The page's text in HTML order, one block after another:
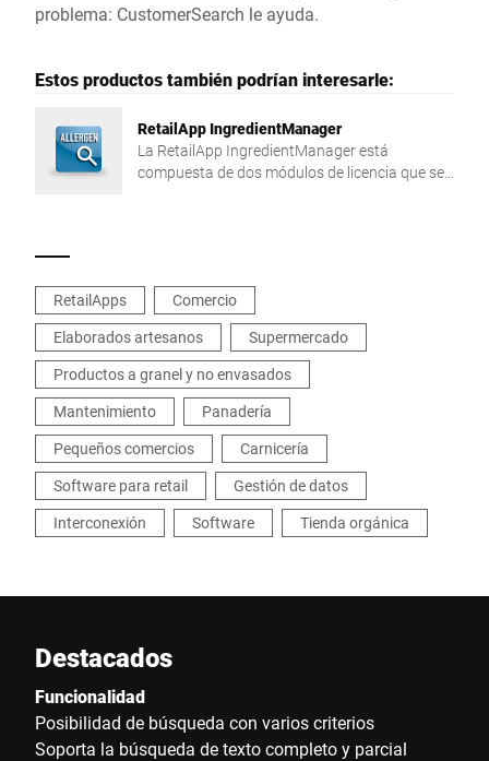
problema: CustomerSearch le ayuda.
Estos productos también podrían interesarle:
RetailApp IngredientManager
La RetailApp IngredientManager está
compuesta de dos módulos de licencia que se
RetailApps
Comercio
Elaborados artesanos
Supermercado
Productos a granel y no envasados
Mantenimiento
Panadería
Pequeños comercios
Carnicería
Software para retail
Gestión de datos
Interconexión
Software Tienda orgánica
Destacados
Funcionalidad
Posibilidad de búsqueda con varios criterios
Soporta la búsqueda de texto completo y parcial